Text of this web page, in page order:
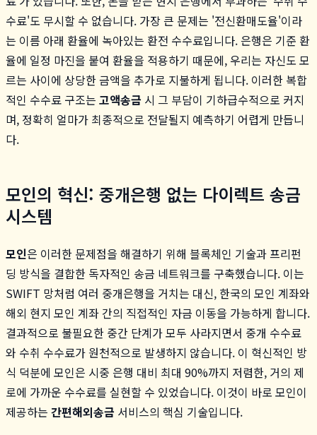
수료'도 무시할 수 없습니다. 가장 큰 문제는 '전신환매도율'이라
는 이름 아래 환율에 녹아있는 환전 수수료입니다. 은행은 기준 환
율에 일정 마진을 붙여 환율을 적용하기 때문에, 우리는 자신도 모
르는 사이에 상당한 금액을 추가로 지불하게 됩니다. 이러한 복합
적인 수수료 구조는 고액송금 시 그 부담이 기하급수적으로 커지
며, 정확히 얼마가 최종적으로 전달될지 예측하기 어렵게 만듭니
다.
모인의 혁신: 중개은행 없는 다이렉트 송금
시스템
모인은 이러한 문제점을 해결하기 위해 블록체인 기술과 프리펀
딩 방식을 결합한 독자적인 송금 네트워크를 구축했습니다. 이는
SWIFT 망처럼 여러 중개은행을 거치는 대신, 한국의 모인 계좌와
해외 현지 모인 계좌 간의 직접적인 자금 이동을 가능하게 합니다.
결과적으로 불필요한 중간 단계가 모두 사라지면서 중개 수수료
와 수취 수수료가 원천적으로 발생하지 않습니다. 이 혁신적인 방
식 덕분에 모인은 시중 은행 대비 최대 90%까지 저렴한, 거의 제
로에 가까운 수수료를 실현할 수 있었습니다. 이것이 바로 모인이
제공하는 간편해외송금 서비스의 핵심 기술입니다.